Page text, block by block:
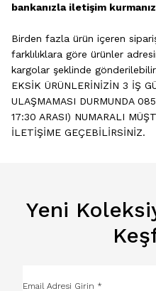
bankanızla iletişim
Birden fazla ürün içeren
farklılıklara göre ürünler
kargolar şeklinde
EKSİK ÜRÜNLERİNİZİN 3 İŞ
ULAŞMAMASI DURMUNDA
17:30 ARASI) NUMARALI
İLETİŞİME GEÇEBİLİRSİNİZ.
Yeni